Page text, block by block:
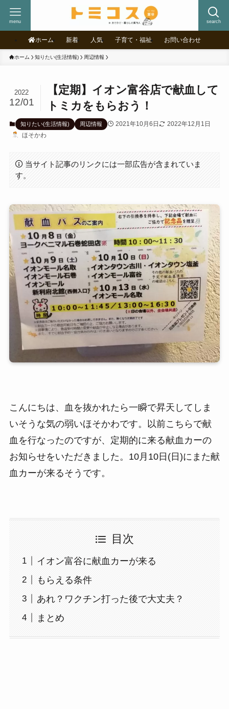
search
menu
ホーム 新着 人気 子育て・福祉 お問い合わせ
ホーム 知りたい(生活情報) 周辺情報
【定期】イオン富谷店で献血して
トミカをもらおう！
2022
12/01
知りたい(生活情報) 周辺情報 2021年10月6日
2022年12月1日
ほそかわ
当サイト記事のリンクには一部広告が含まれていま
す。
こんにちは、血を抜かれたら一瞬で昇天してしま
いそうな気の弱いほそかわです。以前こちらで献
血を行なったのですが、定期的に来る献血カーの
お知らせをいただきました。10月10日(日)にまた献
血カーが来るそうです。
目次
イオン富谷に献血カーが来る
もらえる条件
あれ？ワクチン打った後で大丈夫？
まとめ